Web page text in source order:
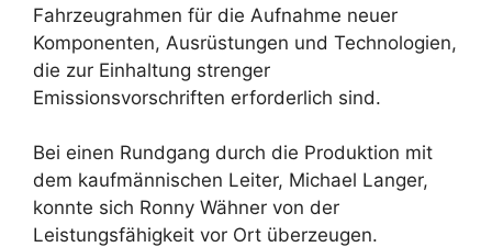
Fahrzeugrahmen für die Aufnahme neuer
Komponenten, Ausrüstungen und Technologien,
die zur Einhaltung strenger
Emissionsvorschriften erforderlich sind.
Bei einen Rundgang durch die Produktion mit
dem kaufmännischen Leiter, Michael Langer,
konnte sich Ronny Wähner von der
Leistungsfähigkeit vor Ort überzeugen.